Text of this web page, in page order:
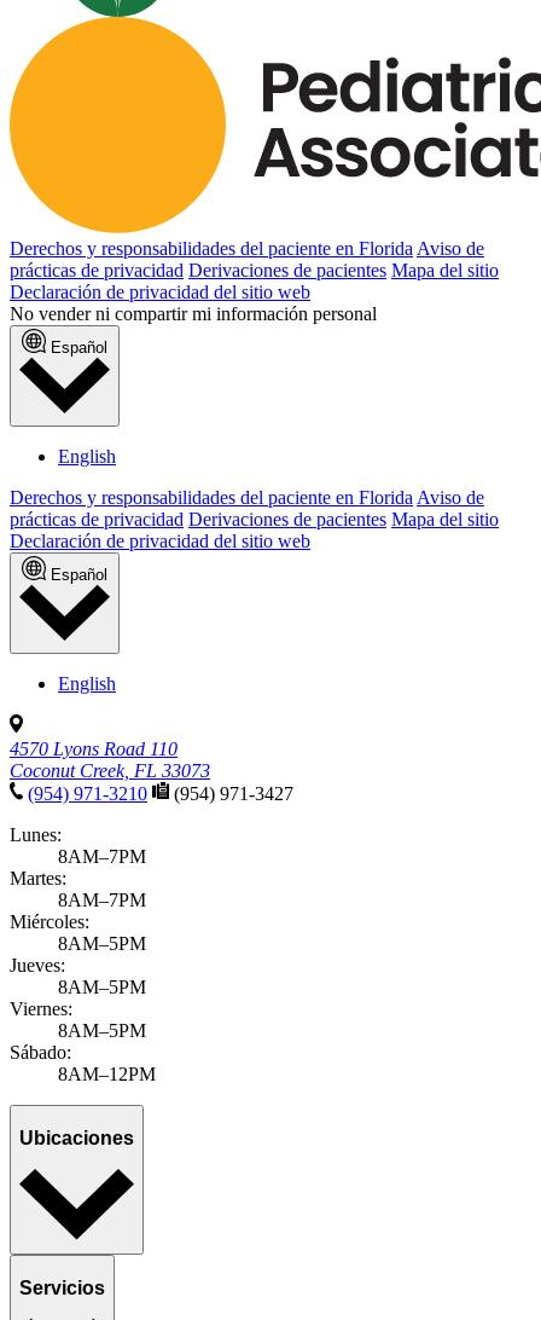
Derechos y responsabilidades del paciente en FloridaAviso de
prácticas de privacidad Derivaciones de pacientes Mapa del sitio
Declaración de privacidad del sitio web
No vender ni compartir mi información personal
Español
English
Derechos y responsabilidades del paciente en Florida Aviso de
prácticas de privacidad Derivaciones de pacientes Mapa del sitio
Declaración de privacidad del sitio web
Español
English
4570 Lyons Road 110
Coconut Creek, FL 33073
(954) 971-3210
(954) 971-3427
Lunes:
8AM–7PM
Martes:
8AM–7PM
Miércoles:
8AM–5PM
Jueves:
8AM–5PM
Viernes:
8AM–5PM
Sábado:
8AM–12PM
Ubicaciones
Servicios